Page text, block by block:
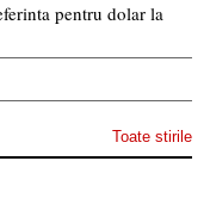
pentru dolar la
Toate stirile